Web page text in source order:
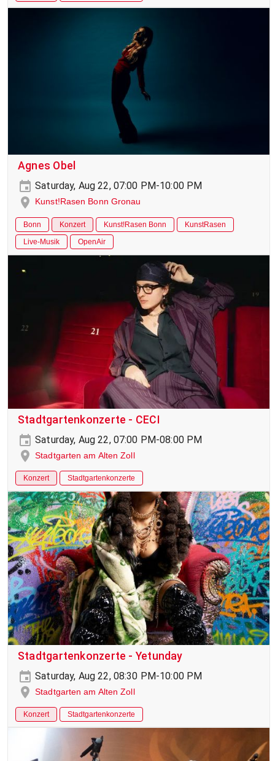
Agnes Obel
Saturday, Aug 22, 07:00 PM-10:00 PM
Kunst!Rasen Bonn Gronau
Bonn Konzert Kunst!Rasen Bonn
KunstRasen
Live-Musik
OpenAir
Stadtgartenkonzerte - CECI
Saturday, Aug 22, 07:00 PM-08:00 PM
Stadtgarten am Alten Zoll
Konzert Stadtgartenkonzerte
Stadtgartenkonzerte - Yetunday
Saturday, Aug 22, 08:30 PM-10:00 PM
Stadtgarten am Alten Zoll
Konzert Stadtgartenkonzerte